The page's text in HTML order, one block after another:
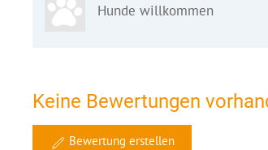
Hunde willkommen
Keine Bewertungen
Bewertung erstellen